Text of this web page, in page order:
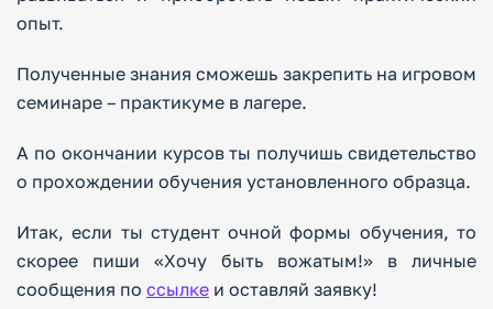
опыт.
Полученные знания сможешь закрепить на игровом
семинаре – практикуме в лагере.
А по окончании курсов ты получишь свидетельство
о прохождении обучения установленного образца.
Итак, если ты студент очной формы обучения, то
скорее пиши «Хочу быть вожатым!» в личные
сообщения по ссылке и оставляй заявку!